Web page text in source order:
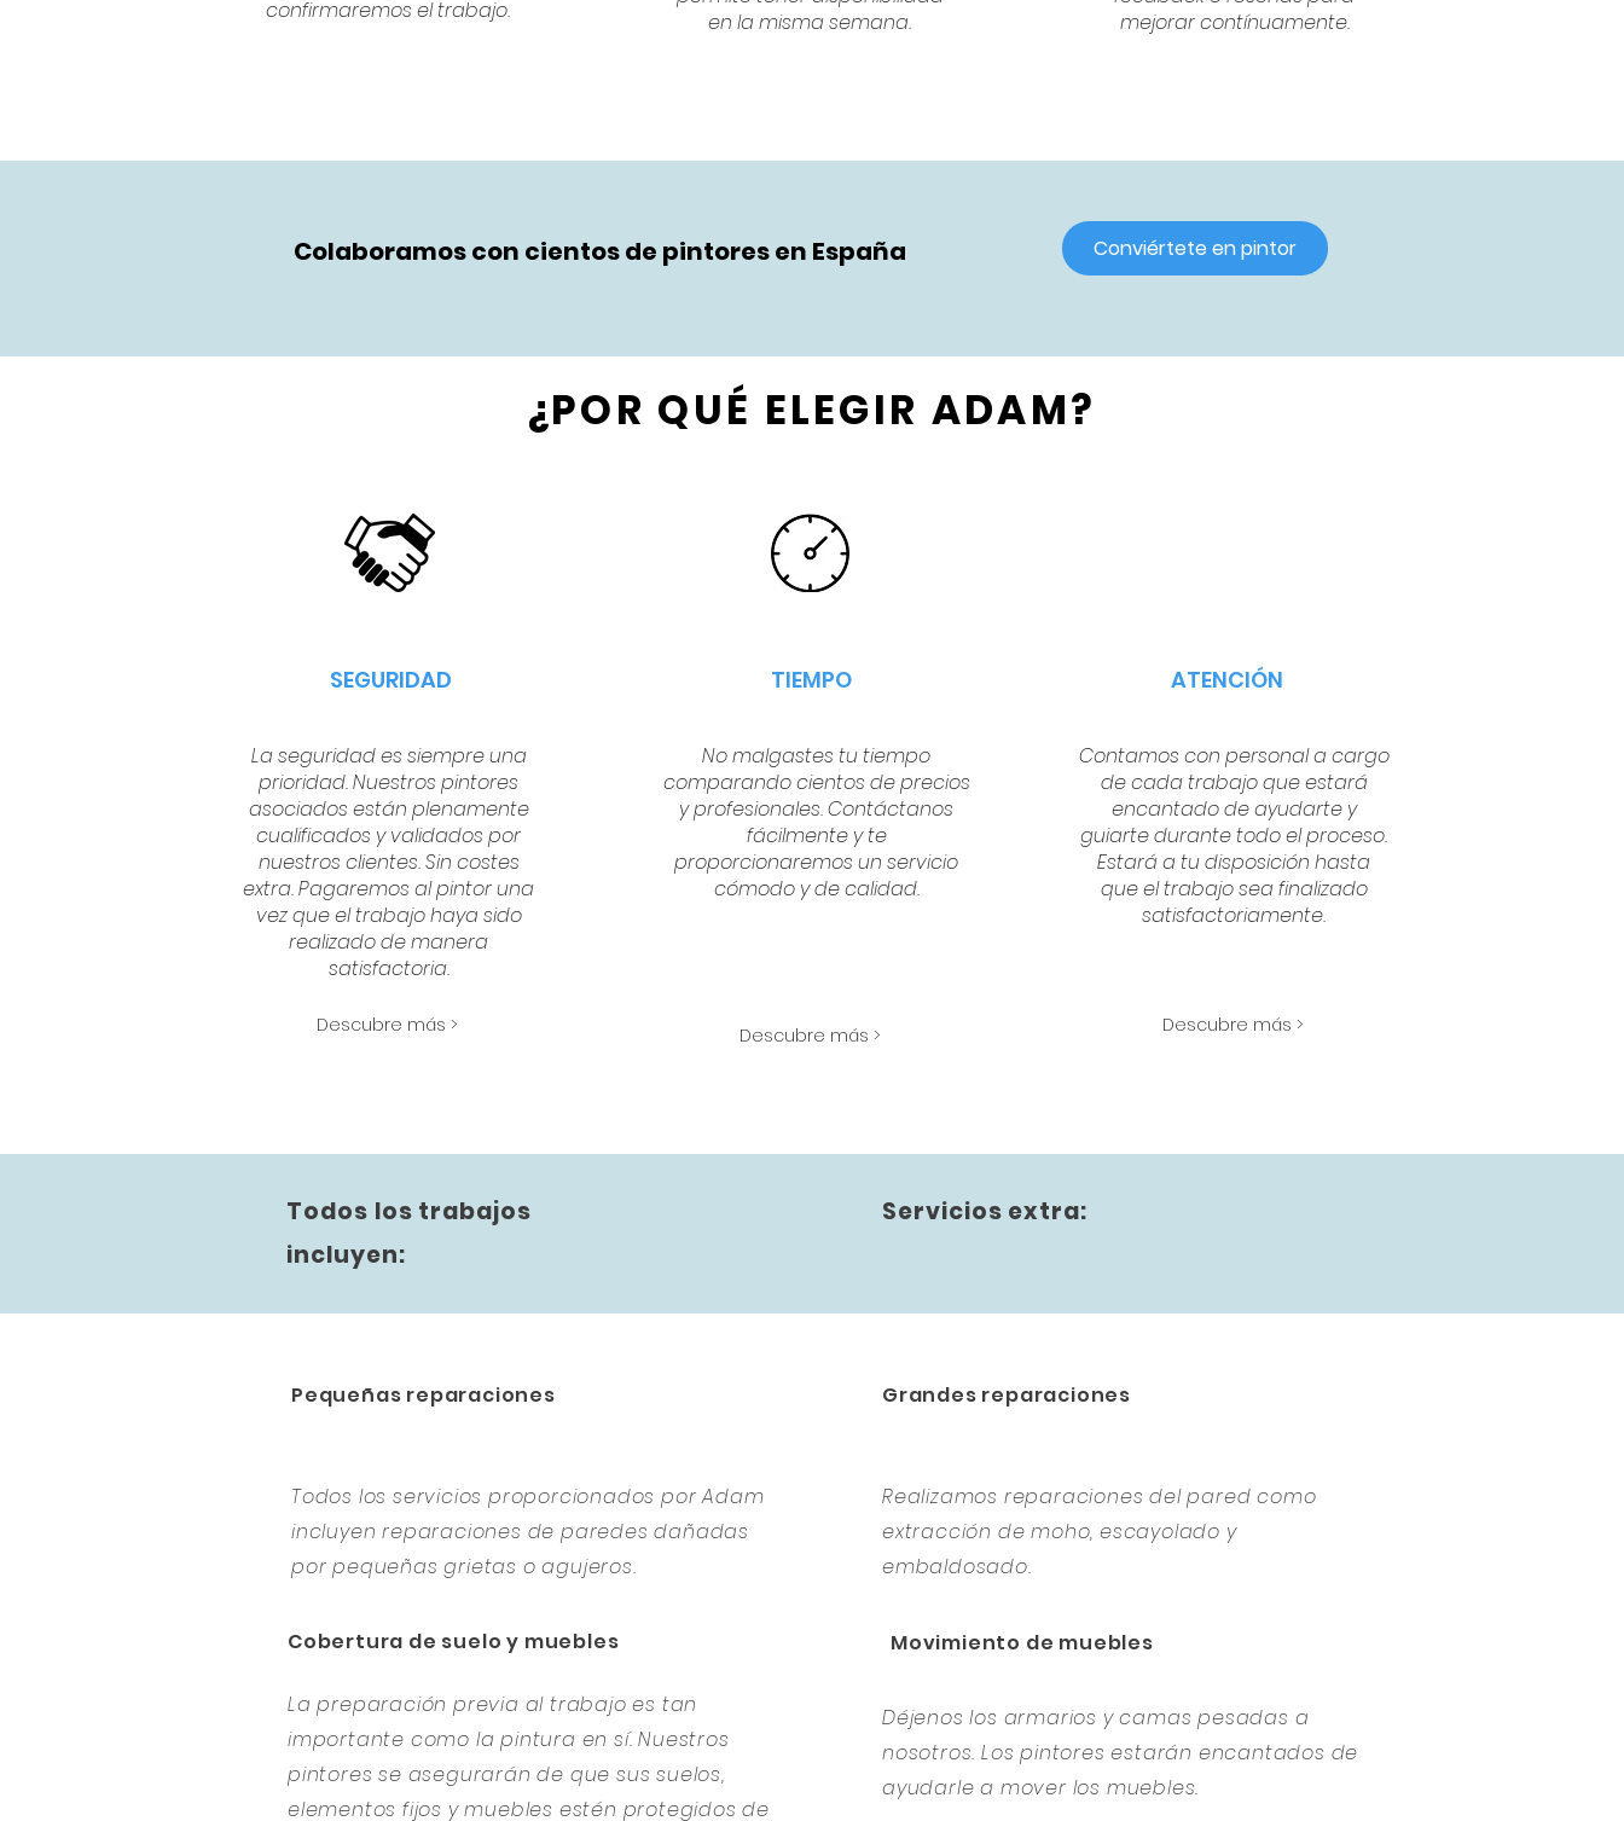
confirmaremos el trabajo.
en la misma semana.
mejorar contínuamente.
Colaboramos con cientos de pintores en España Conviértete en pintor
SEGURIDAD
La seguridad es siempre una
prioridad. Nuestros pintores
asociados están plenamente
cualificados y validados por
nuestros clientes. Sin costes
extra. Pagaremos al pintor una
vez que el trabajo haya sido
realizado de manera
satisfactoria.
Descubre más >
TIEMPO
No malgastes tu tiempo
comparando cientos de precios
y profesionales. Contáctanos
fácilmente y te
proporcionaremos un servicio
cómodo y de calidad.
Descubre más >
ATENCIÓN
Contamos con personal a cargo
de cada trabajo que estará
encantado de ayudarte y
guiarte durante todo el proceso.
Estará a tu disposición hasta
que el trabajo sea finalizado
satisfactoriamente.
Descubre más >
¿POR QUÉ ELEGIR ADAM?
Todos los trabajos
incluyen:
Servicios extra:
Pequeñas reparaciones
Todos los servicios proporcionados por Adam
incluyen reparaciones de paredes dañadas
por pequeñas grietas o agujeros.
Cobertura de suelo y muebles
La preparación previa al trabajo es tan
importante como la pintura en sí. Nuestros
pintores se asegurarán de que sus suelos,
elementos fijos y muebles estén protegidos de
Grandes reparaciones
Realizamos reparaciones del pared como
extracción de moho, escayolado y
embaldosado.
Movimiento de muebles
Déjenos los armarios y camas pesadas a
nosotros. Los pintores estarán encantados de
ayudarle a mover los muebles.